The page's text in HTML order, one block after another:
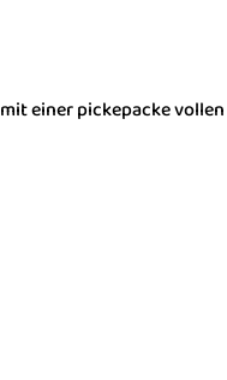
einer pickepacke